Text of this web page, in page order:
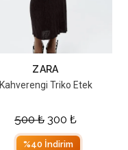
ZARA
Kahverengi Triko Etek
500₺ 300 ₺
%40 İndirim